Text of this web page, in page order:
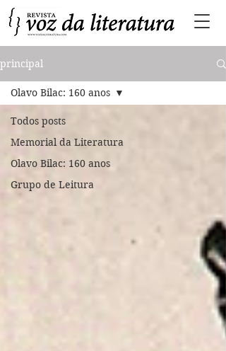
principal
Todos posts
Memorial da Literatura
Olavo Bilac: 160 anos
Grupo de Leitura
Olavo Bilac: 160 anos